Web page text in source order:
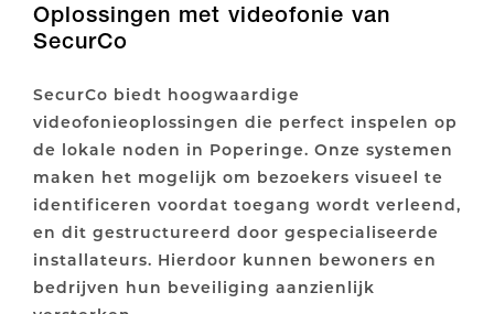
Oplossingen met videofonie van
SecurCo
SecurCo biedt hoogwaardige
videofonieoplossingen die perfect inspelen op
de lokale noden in Poperinge. Onze systemen
maken het mogelijk om bezoekers visueel te
identificeren voordat toegang wordt verleend,
en dit gestructureerd door gespecialiseerde
installateurs. Hierdoor kunnen bewoners en
bedrijven hun beveiliging aanzienlijk